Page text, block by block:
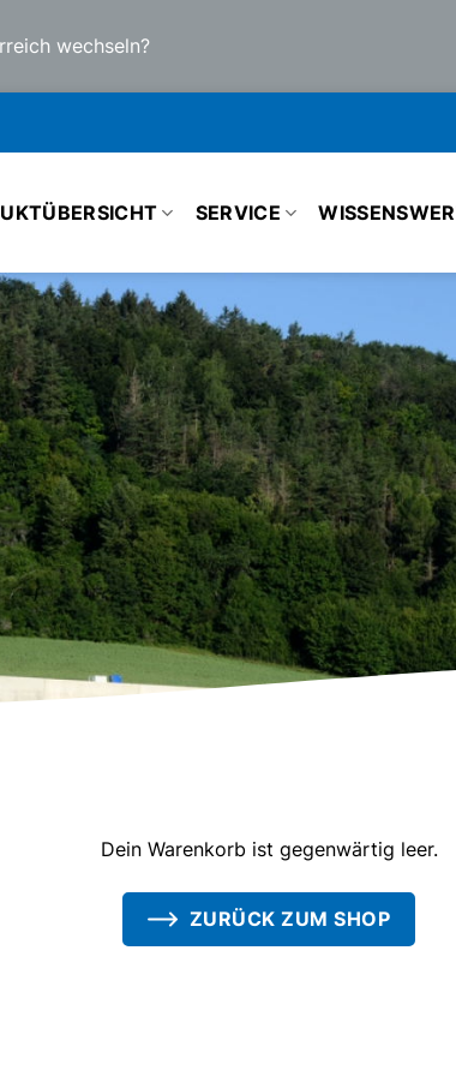
wechseln?
SERVICE
Dein Warenkorb ist gegenwärtig leer.
ZURÜCK ZUM SHOP